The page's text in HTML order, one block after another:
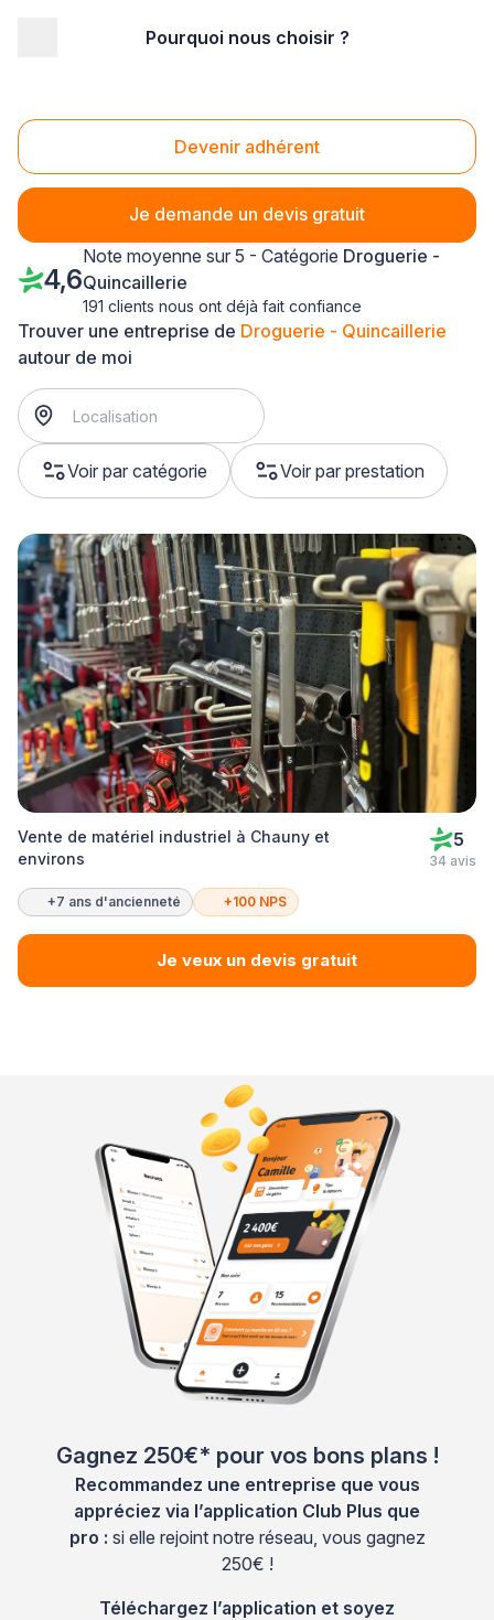
Pourquoi nous choisir ?
Devenir adhérent
Je demande un devis gratuit
Droguerie - Quincaillerie Picardie
Trouver une entreprise de Droguerie - Quincaillerie
autour de moi
Voir par catégorie Voir par prestation
4,6
Note moyenne sur 5 - Catégorie Droguerie -
Quincaillerie
191 clients nous ont déjà fait confiance
Vente de matériel industriel à Chauny et
environs
5
34 avis
+7 ans d'ancienneté +100 NPS
Je veux un devis gratuit
Gagnez 250€* pour vos bons plans !
Recommandez une entreprise que vous
appréciez via l’application Club Plus que
pro : si elle rejoint notre réseau, vous gagnez
250€ !
Téléchargez l’application et soyez